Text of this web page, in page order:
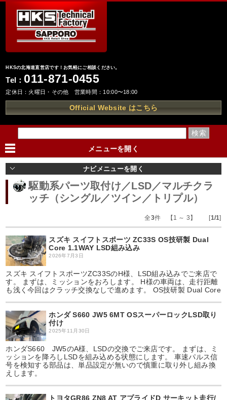
HKSの北海道直営店です！お気軽にご相談ください。
Tel： 011-871-0455
定休日：火曜日・その他 営業時間：10:00〜18:00
Official Website はこちら
メニューを開く
ナビメニューを開く
駆動系パーツ取付け／LSD／マルチクラ
ッチ（シングル／ツイン／トリプル）
全3件 【1 ～ 3】 [1/1]
スズキ スイフトスポーツ ZC33S OS技研製 Dual
Core 1.1WAY LSD組み込み
2026年7月3日
スズキ スイフトスポーツZC33SのH様、LSD組み込みでご来店で
す。 まずは、ミッションをおろします。 H様の車両は、走行距離
も浅く今回はクラッチ交換なしで進めます。 OS技研製 Dual Core
ホンダ S660 JW5 6MT OSスーパーロックLSD取り
付け
2025年11月30日
ホンダS660 JW5のA様、LSDの交換でご来店です。 まずは、ミ
ッションを降ろしLSDを組み込める状態にします。 車速パルス信
号を検知する部品は、単品設定が無いので慎重に取り外し組み換
えします。
トヨタGR86 ZN8 AT アプライドD サーキット走行/